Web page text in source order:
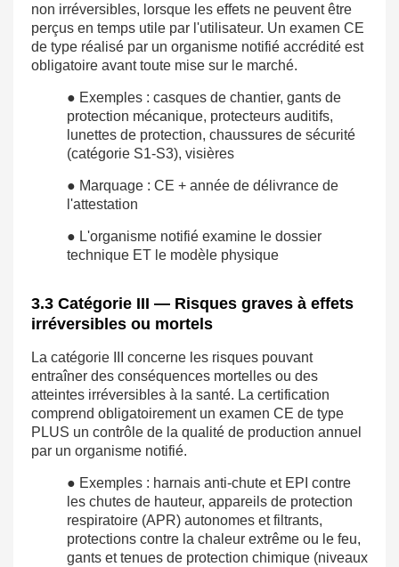
non irréversibles, lorsque les effets ne peuvent être
perçus en temps utile par l'utilisateur. Un examen CE
de type réalisé par un organisme notifié accrédité est
obligatoire avant toute mise sur le marché.
● Exemples : casques de chantier, gants de
protection mécanique, protecteurs auditifs,
lunettes de protection, chaussures de sécurité
(catégorie S1-S3), visières
● Marquage : CE + année de délivrance de
l'attestation
● L'organisme notifié examine le dossier
technique ET le modèle physique
3.3 Catégorie III — Risques graves à effets
irréversibles ou mortels
La catégorie III concerne les risques pouvant
entraîner des conséquences mortelles ou des
atteintes irréversibles à la santé. La certification
comprend obligatoirement un examen CE de type
PLUS un contrôle de la qualité de production annuel
par un organisme notifié.
● Exemples : harnais anti-chute et EPI contre
les chutes de hauteur, appareils de protection
respiratoire (APR) autonomes et filtrants,
protections contre la chaleur extrême ou le feu,
gants et tenues de protection chimique (niveaux